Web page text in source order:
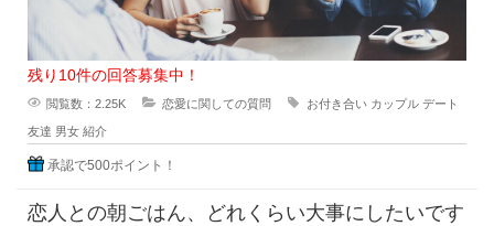
残り10件の回答募集中！
閲覧数：2.25K 恋愛に関しての質問 お付き合い カップル デート
友達 男女 紹介
承認で500ポイント！
恋人との朝ごはん、どれくらい大事にしたいです